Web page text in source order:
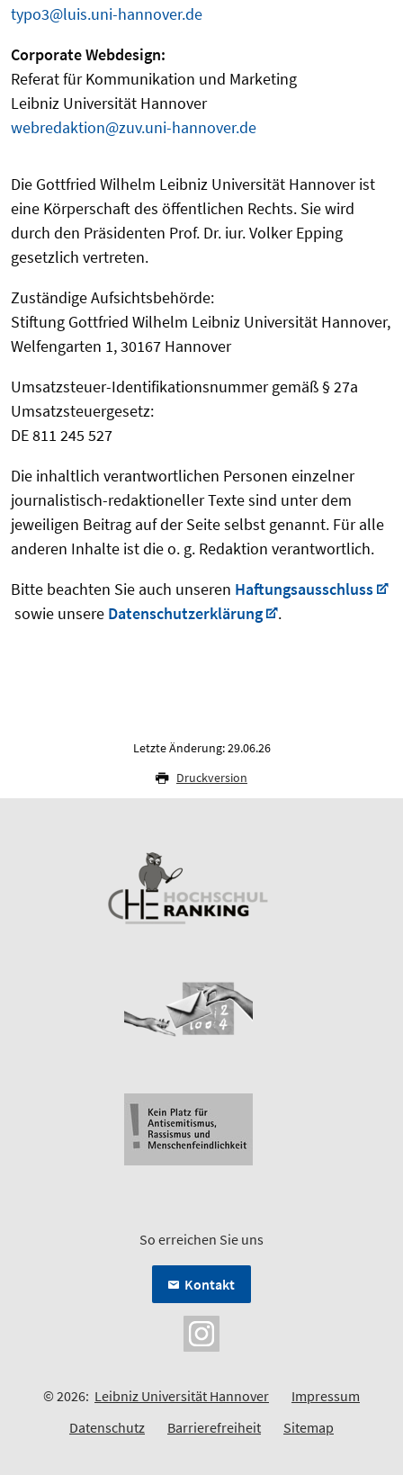
typo3@luis.uni-hannover.de
Corporate Webdesign:
Referat für Kommunikation und Marketing
Leibniz Universität Hannover
webredaktion@zuv.uni-hannover.de
Die Gottfried Wilhelm Leibniz Universität Hannover ist
eine Körperschaft des öffentlichen Rechts. Sie wird
durch den Präsidenten Prof. Dr. iur. Volker Epping
gesetzlich vertreten.
Zuständige Aufsichtsbehörde:
Stiftung Gottfried Wilhelm Leibniz Universität Hannover,
Welfengarten 1, 30167 Hannover
Umsatzsteuer-Identifikationsnummer gemäß § 27a
Umsatzsteuergesetz:
DE 811 245 527
Die inhaltlich verantwortlichen Personen einzelner
journalistisch-redaktioneller Texte sind unter dem
jeweiligen Beitrag auf der Seite selbst genannt. Für alle
anderen Inhalte ist die o. g. Redaktion verantwortlich.
Bitte beachten Sie auch unseren Haftungsausschluss
sowie unsere Datenschutzerklärung .
Letzte Änderung: 29.06.26
Druckversion
So erreichen Sie uns
Kontakt
© 2026: Leibniz Universität Hannover
Impressum
Datenschutz
Barrierefreiheit Sitemap